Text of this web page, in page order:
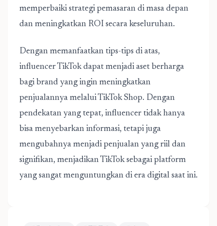
memperbaiki strategi pemasaran di masa depan
dan meningkatkan ROI secara keseluruhan.
Dengan memanfaatkan tips-tips di atas,
influencer TikTok dapat menjadi aset berharga
bagi brand yang ingin meningkatkan
penjualannya melalui TikTok Shop. Dengan
pendekatan yang tepat, influencer tidak hanya
bisa menyebarkan informasi, tetapi juga
mengubahnya menjadi penjualan yang riil dan
signifikan, menjadikan TikTok sebagai platform
yang sangat menguntungkan di era digital saat ini.